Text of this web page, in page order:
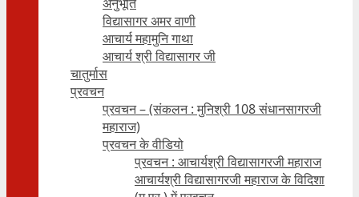
विद्यासागर अमर वाणी
आचार्य महामुनि गाथा
आचार्य श्री विद्यासागर जी
चातुर्मास
प्रवचन
प्रवचन – (संकलन : मुनिश्री 108 संधानसागरजी
महाराज)
प्रवचन के वीडियो
प्रवचन : आचार्यश्री ‍विद्यासागरजी महाराज
आचार्यश्री विद्यासागरजी महाराज के विदिशा